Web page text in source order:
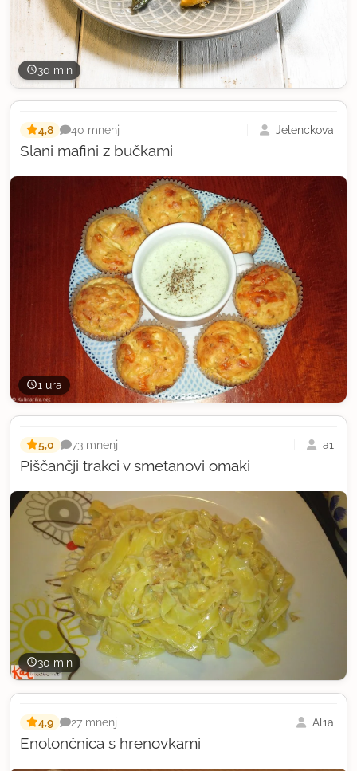
30 min
1 ura
Slani mafini z bučkami
4,8 40 mnenj Jelenckova
30 min
Piščančji trakci v smetanovi omaki
5,0 73 mnenj a1
Enolončnica s hrenovkami
4,9 27 mnenj Al1a